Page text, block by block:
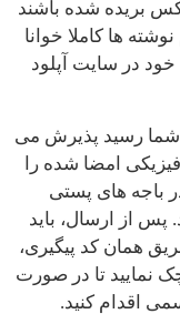
بریده شده باشند
ها کاملا خوانا
در سایت آپلود
شما رسید پذیرش می
امضا شده را
باجه های پستی
پس از ارسال، باید
همان کد پیگیری،
نمایید تا در صورت
اقدام کنید.